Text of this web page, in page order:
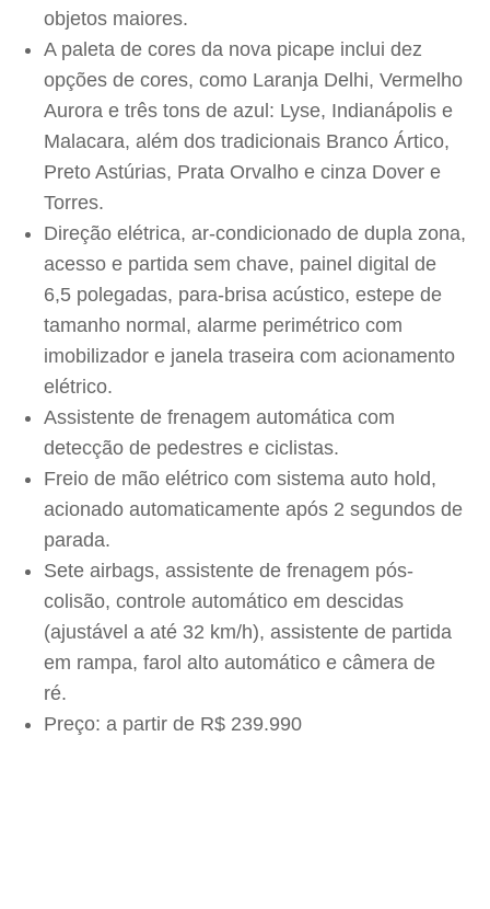
objetos maiores.
A paleta de cores da nova picape inclui dez
opções de cores, como Laranja Delhi, Vermelho
Aurora e três tons de azul: Lyse, Indianápolis e
Malacara, além dos tradicionais Branco Ártico,
Preto Astúrias, Prata Orvalho e cinza Dover e
Torres.
Direção elétrica, ar-condicionado de dupla zona,
acesso e partida sem chave, painel digital de
6,5 polegadas, para-brisa acústico, estepe de
tamanho normal, alarme perimétrico com
imobilizador e janela traseira com acionamento
elétrico.
Assistente de frenagem automática com
detecção de pedestres e ciclistas.
Freio de mão elétrico com sistema auto hold,
acionado automaticamente após 2 segundos de
parada.
Sete airbags, assistente de frenagem pós-
colisão, controle automático em descidas
(ajustável a até 32 km/h), assistente de partida
em rampa, farol alto automático e câmera de
ré.
Preço: a partir de R$ 239.990